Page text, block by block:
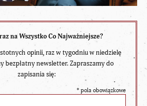
na Wszystko Co Najważniejsze?
opinii, raz w tygodniu w niedzielę
bezpłatny newsletter. Zapraszamy do
zapisania się:
* pola obowiązkowe